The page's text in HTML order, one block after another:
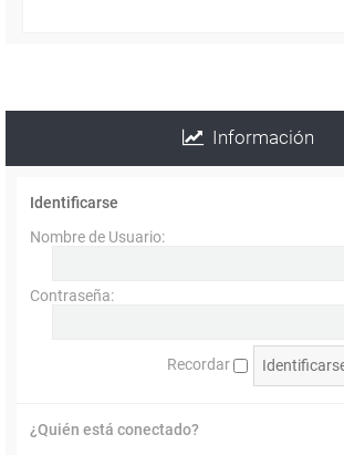
Información
Identificarse
Nombre de Usuario:
Contraseña:
Recordar
¿Quién está conectado?